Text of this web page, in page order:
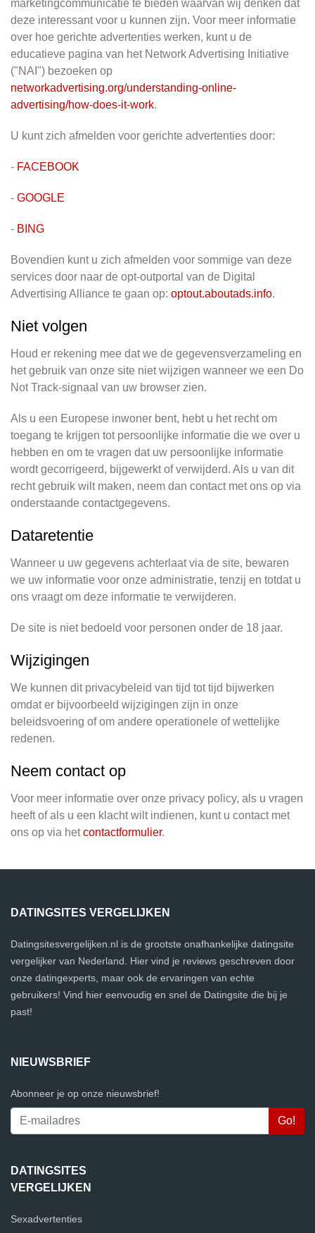
marketingcommunicatie te bieden waarvan wij denken dat
deze interessant voor u kunnen zijn. Voor meer informatie
over hoe gerichte advertenties werken, kunt u de
educatieve pagina van het Network Advertising Initiative
("NAI") bezoeken op
networkadvertising.org/understanding-online-
advertising/how-does-it-work.
U kunt zich afmelden voor gerichte advertenties door:
- FACEBOOK
- GOOGLE
- BING
Bovendien kunt u zich afmelden voor sommige van deze
services door naar de opt-outportal van de Digital
Advertising Alliance te gaan op: optout.aboutads.info.
Niet volgen
Houd er rekening mee dat we de gegevensverzameling en
het gebruik van onze site niet wijzigen wanneer we een Do
Not Track-signaal van uw browser zien.
Als u een Europese inwoner bent, hebt u het recht om
toegang te krijgen tot persoonlijke informatie die we over u
hebben en om te vragen dat uw persoonlijke informatie
wordt gecorrigeerd, bijgewerkt of verwijderd. Als u van dit
recht gebruik wilt maken, neem dan contact met ons op via
onderstaande contactgegevens.
Dataretentie
Wanneer u uw gegevens achterlaat via de site, bewaren
we uw informatie voor onze administratie, tenzij en totdat u
ons vraagt om deze informatie te verwijderen.
De site is niet bedoeld voor personen onder de 18 jaar.
Wijzigingen
We kunnen dit privacybeleid van tijd tot tijd bijwerken
omdat er bijvoorbeeld wijzigingen zijn in onze
beleidsvoering of om andere operationele of wettelijke
redenen.
Neem contact op
Voor meer informatie over onze privacy policy, als u vragen
heeft of als u een klacht wilt indienen, kunt u contact met
ons op via hetcontactformulier.
DATINGSITES VERGELIJKEN
Datingsitesvergelijken.nl is de grootste onafhankelijke datingsite
vergelijker van Nederland. Hier vind je reviews geschreven door
onze datingexperts, maar ook de ervaringen van echte
gebruikers! Vind hier eenvoudig en snel de Datingsite die bij je
past!
NIEUWSBRIEF
Abonneer je op onze nieuwsbrief!
DATINGSITES
VERGELIJKEN
Sexadvertenties